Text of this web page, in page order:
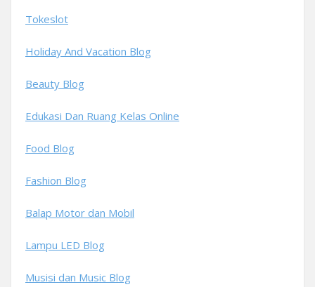
Tokeslot
Holiday And Vacation Blog
Beauty Blog
Edukasi Dan Ruang Kelas Online
Food Blog
Fashion Blog
Balap Motor dan Mobil
Lampu LED Blog
Musisi dan Music Blog